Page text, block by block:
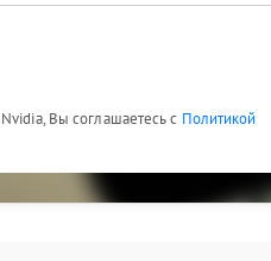
Вы соглашаетесь с Политикой